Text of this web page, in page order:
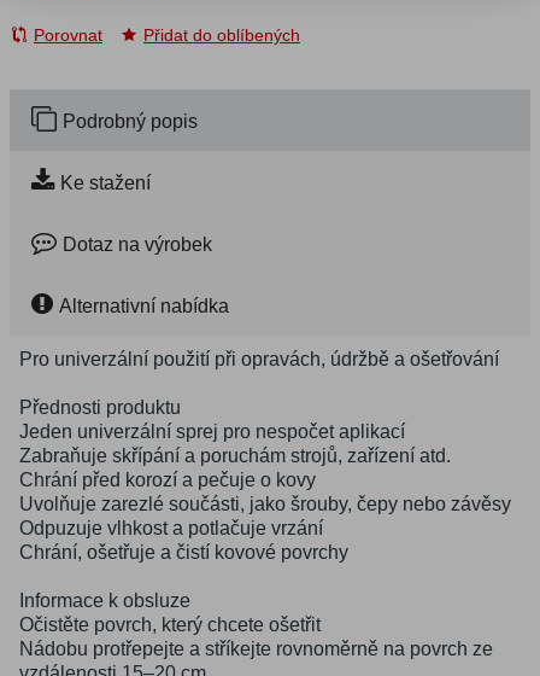
Porovnat Přidat do oblíbených
Podrobný popis
Ke stažení
Dotaz na výrobek
Alternativní nabídka
Pro univerzální použití při opravách, údržbě a ošetřování
Přednosti produktu
Jeden univerzální sprej pro nespočet aplikací
Zabraňuje skřípání a poruchám strojů, zařízení atd.
Chrání před korozí a pečuje o kovy
Uvolňuje zarezlé součásti, jako šrouby, čepy nebo závěsy
Odpuzuje vlhkost a potlačuje vrzání
Chrání, ošetřuje a čistí kovové povrchy
Informace k obsluze
Očistěte povrch, který chcete ošetřit
Nádobu protřepejte a stříkejte rovnoměrně na povrch ze